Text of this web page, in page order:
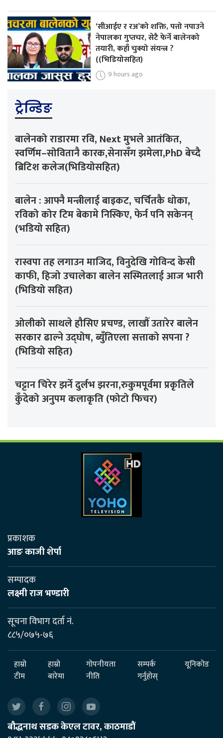
‘सीआईए र रअ’को शक्ति, पत्तो नपाउने
नेपालका गुप्तचर, सेटै फेर्ने बालेनको
तयारी, कहाँ चुक्यो संयन्त्र ?
((भिडियोसहित)
9 hours ago
ट्रेन्डिङ
बालेनको राडारमा रवि, Next मुभले आतंकित,
स्वर्णिम–सोवितानै कारक,सेनासँग झमेला,PhD बेच्दै
ब्रिटिश कलेज(भिडियोसहित)
बालेन : आफ्नै मन्त्रीलाई बाइकट, चर्चितकै धोका,
रविको कोर टिम बेकामे निस्किए, फेर्न पनि सकेनन्
(भडियो सहित)
रास्वपा तह लगाउन माजिद, विनुदेखि गोविन्द केसी
काफी, हिजो उचालेका बालेन सस्मितलाई आज भारी
(भिडियो सहित)
ओलीको साथले हौसिए प्रचण्ड, लाखौँ उतारेर बालेन
सरकार ढाल्ने उद्घोष, ब्युँतिएला सत्ताको सपना ?
(भिडियो सहित)
चट्टान चिरेर झर्ने दुर्लभ झरना,रुकुमपूर्वमा प्रकृतिले
कुँदेको अनुपम कलाकृति (फोटो फिचर)
प्रकाशक
आङ काजी शेर्पा
सम्पादक
लक्ष्मी राज भण्डारी
सूचना विभाग दर्ता नं.
८८५/०७५-७६
हाम्रो
टीम
हाम्रो
बारेमा
गोपनीयता
नीति
सम्पर्क
गर्नुहोस्
यूनिकोड
बौद्धनाथ सडक केएल टावर, काठमाडौं